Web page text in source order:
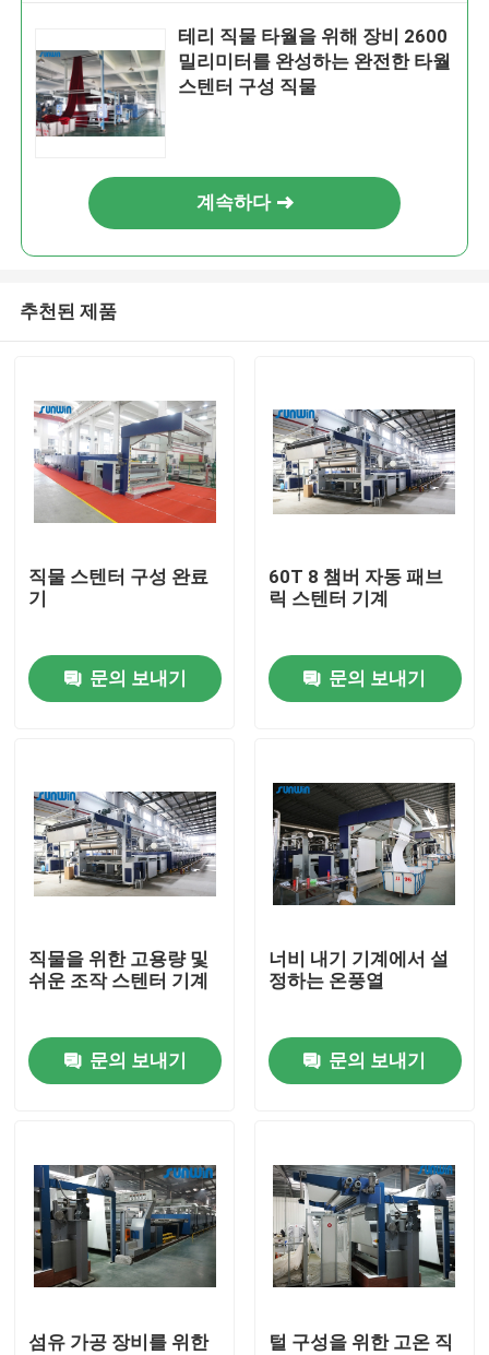
제품
우리에 대하여
품질 관리
연락주세요
직물 너비 내기 기계
허풍 너비 내기 기계
구성 너비 내기 기계
테리 직물 타월을 위해 장비 2600
밀리미터를 완성하는 완전한 타월
스텐터 구성 직물
계속하다
추천된 제품
직물 스텐터 구성 완료
기
문의 보내기
60T 8 챔버 자동 패브
릭 스텐터 기계
문의 보내기
직물을 위한 고용량 및
쉬운 조작 스텐터 기계
문의 보내기
너비 내기 기계에서 설
정하는 온풍열
문의 보내기
섬유 가공 장비를 위한
털 구성을 위한 고온 직